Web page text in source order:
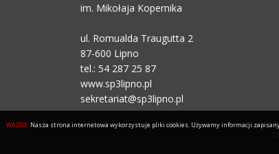
im. Mikołaja Kopernika
ul. Romualda Traugutta 2
87-600 Lipno
tel.: 54 287 25 87
www.sp3lipno.pl
sekretariat@sp3lipno.pl
WAŻNE: Nasza strona internetowa wykorzystuje pliki cookies. Używamy informacji